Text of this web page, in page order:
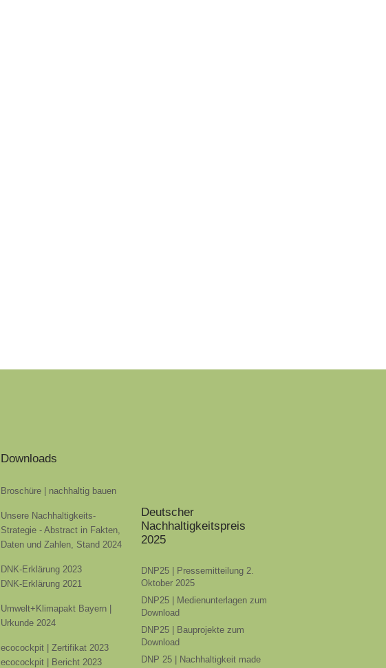
Downloads
Broschüre | nachhaltig bauen
Unsere Nachhaltigkeits-
Strategie - Abstract in Fakten,
Daten und Zahlen, Stand 2024
DNK-Erklärung 2023
DNK-Erklärung 2021
Umwelt+Klimapakt Bayern |
Urkunde 2024
ecocockpit | Zertifikat 2023
ecocockpit | Bericht 2023
Deutscher
Nachhaltigkeitspreis
2025
DNP25 | Pressemitteilung 2.
Oktober 2025
DNP25 | Medienunterlagen zum
Download
DNP25 | Bauprojekte zum
Download
DNP 25 | Nachhaltigkeit made